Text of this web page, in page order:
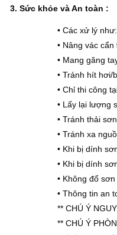
3. Sức khỏe và An toàn :
• Các xử lý
• Nâng vác
• Mang găng
• Tránh hít hơi/
• Chỉ thi công
• Lấy lại lượng
• Tránh thải
• Tránh xa
• Khi bị dính
• Khi bị dính
• Không đổ
• Thông tin an
** CHÚ Ý
** CHÚ Ý